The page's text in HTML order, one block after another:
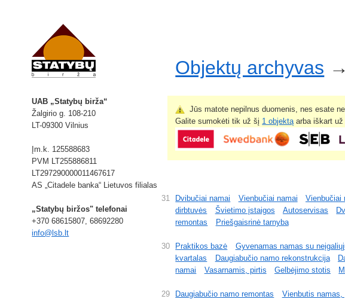
Objektų archyvas
UAB „Statybų birža“
Žalgirio g. 108-210
LT-09300 Vilnius
Įm.k. 125588683
PVM LT255886811
LT297290000011467617
AS „Citadele banka“ Lietuvos filialas
„Statybų biržos" telefonai
+370 68615807, 68692280
info@lsb.lt
Jūs matote nepilnus duomenis, nes esate
Galite sumokėti tik už šį 1 objektą arba iškart
31 Dvibučiai namai Vienbučiai namai Vienbučiai
dirbtuvės
Švietimo įstaigos Autoservisas
remontas
Priešgaisrinė tarnyba
30 Praktikos bazė Gyvenamas namas su
kvartalas
Daugiabučio namo rekonstrukcija
namai
Vasarnamis, pirtis Gelbėjimo stotis
29 Daugiabučio namo remontas Vienbutis